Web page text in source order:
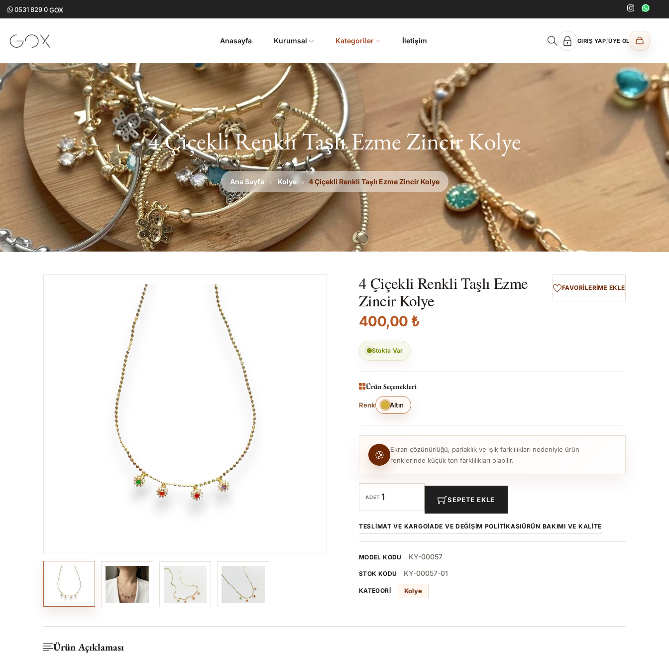
0531 829 0GOX
Anasayfa Kurumsal Kategoriler İletişim GIRIŞ YAP/ÜYE OL
4 Çiçekli Renkli Taşlı Ezme Zincir Kolye
Ana Sayfa Kolye 4 Çiçekli Renkli Taşlı Ezme Zincir Kolye
4 Çiçekli Renkli Taşlı Ezme
Zincir Kolye
FAVORILERIME EKLE
400,00 ₺
Stokta Var
Ürün Seçenekleri
Renk Altın
Ekran çözünürlüğü, parlaklık ve ışık farklılıkları nedeniyle ürün
renklerinde küçük ton farklılıkları olabilir.
ADET SEPETE EKLE
TESLIMAT VE KARGOİADE VE DEĞIŞIM POLITIKASIÜRÜN BAKIMI VE KALITE
MODEL KODU KY-00057
STOK KODU KY-00057-01
KATEGORI Kolye
Ürün Açıklaması